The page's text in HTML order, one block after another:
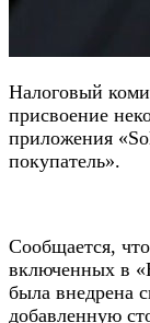
Налоговый
присвоение
приложения
покупатель».
Сообщается,
включенных в
была внедрена
добавленную